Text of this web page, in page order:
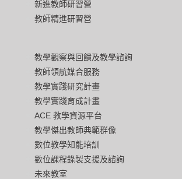
新進教師研習營
教師精進研習營
教學觀察與回饋及教學諮詢
教師領航媒合服務
教學實踐研究計畫
教學實踐育成計畫
ACE 教學資源平台
教學傑出教師典範群像
數位教學知能培訓
數位課程錄製支援及諮詢
未來教室